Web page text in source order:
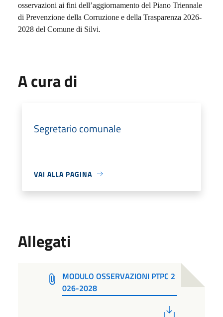
osservazioni ai fini dell’aggiornamento del Piano Triennale
di Prevenzione della Corruzione e della Trasparenza 2026-
2028 del Comune di Silvi.
A cura di
Segretario comunale
VAI ALLA PAGINA
Allegati
MODULO OSSERVAZIONI PTPC 2
026-2028